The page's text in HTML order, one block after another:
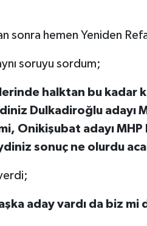
sonra hemen Yeniden
soruyu sordum;
halktan bu kadar
Dulkadiroğlu adayı
Onikişubat adayı
sonuç ne olurdu
aday vardı da biz